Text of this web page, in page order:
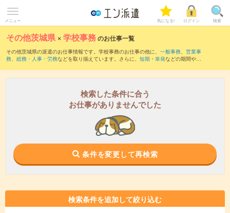
メニュー 気になる! ログイン 検索
その他茨城県 ×学校事務のお仕事一覧
その他茨城県の派遣のお仕事情報です。学校事務のお仕事の他に、 一般事務、 営業事
務、 総務・人事・労務などを取り揃えています。さらに、 短期 ・ 単発などの期間や、
検索した条件に合う
お仕事がありませんでした
条件を変更して再検索
検索条件を追加して絞り込む